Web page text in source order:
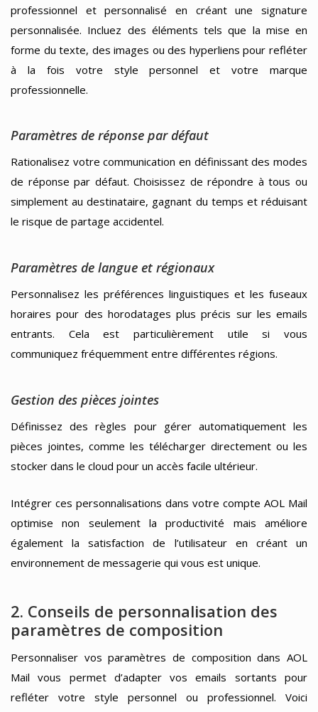
professionnel et personnalisé en créant une signature
personnalisée. Incluez des éléments tels que la mise en
forme du texte, des images ou des hyperliens pour refléter
à la fois votre style personnel et votre marque
professionnelle.
Paramètres de réponse par défaut
Rationalisez votre communication en définissant des modes
de réponse par défaut. Choisissez de répondre à tous ou
simplement au destinataire, gagnant du temps et réduisant
le risque de partage accidentel.
Paramètres de langue et régionaux
Personnalisez les préférences linguistiques et les fuseaux
horaires pour des horodatages plus précis sur les emails
entrants. Cela est particulièrement utile si vous
communiquez fréquemment entre différentes régions.
Gestion des pièces jointes
Définissez des règles pour gérer automatiquement les
pièces jointes, comme les télécharger directement ou les
stocker dans le cloud pour un accès facile ultérieur.
Intégrer ces personnalisations dans votre compte AOL Mail
optimise non seulement la productivité mais améliore
également la satisfaction de l’utilisateur en créant un
environnement de messagerie qui vous est unique.
2. Conseils de personnalisation des
paramètres de composition
Personnaliser vos paramètres de composition dans AOL
Mail vous permet d’adapter vos emails sortants pour
refléter votre style personnel ou professionnel. Voici